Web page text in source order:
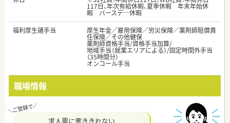
117日、年次有給休暇、夏季休暇 年末年始休
暇 バースデ―休暇
福利厚生諸手当
厚生年金／雇用保険／労災保険／薬剤師賠償責
任保険／その他健保
薬剤師資格手当/資格手当加算/
地域手当（就業エリアによる）/固定時間外手当
（35時間分）
オンコール手当
職場情報
求人票に書ききれない